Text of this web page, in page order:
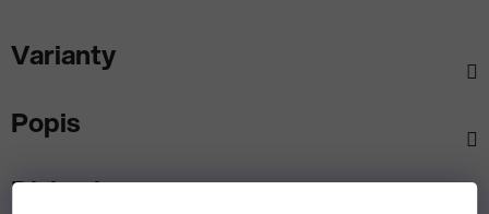
Varianty
Popis
Diskusia